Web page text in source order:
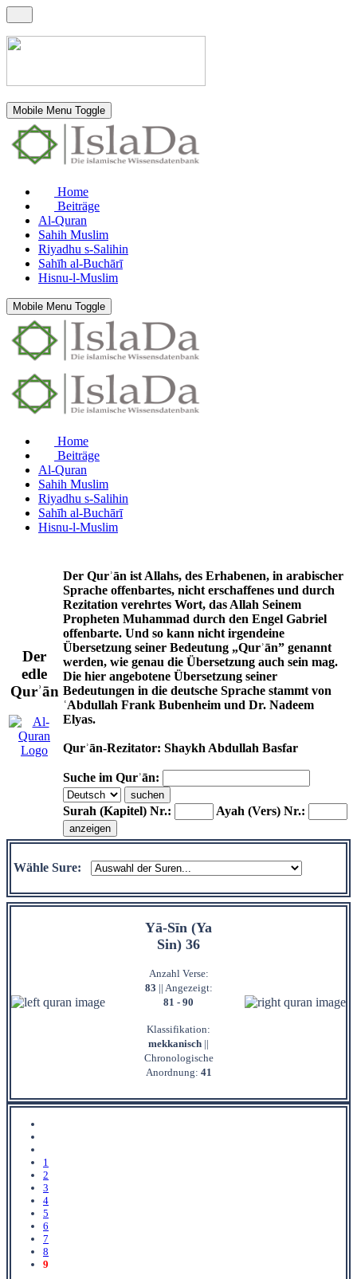
Mobile Menu Toggle
Home
Beiträge
Al-Quran
Sahih Muslim
Riyadhu s-Salihin
Sahīh al-Buchārī
Hisnu-l-Muslim
Mobile Menu Toggle
Home
Beiträge
Al-Quran
Sahih Muslim
Riyadhu s-Salihin
Sahīh al-Buchārī
Hisnu-l-Muslim
Der
edle
Qurʾān
Der Qurʾān ist Allahs, des Erhabenen, in arabischer
Sprache offenbartes, nicht erschaffenes und durch
Rezitation verehrtes Wort, das Allah Seinem
Propheten Muhammad durch den Engel Gabriel
offenbarte. Und so kann nicht irgendeine
Übersetzung seiner Bedeutung „Qurʾān” genannt
werden, wie genau die Übersetzung auch sein mag.
Die hier angebotene Übersetzung seiner
Bedeutungen in die deutsche Sprache stammt von
ʿAbdullah Frank Bubenheim und Dr. Nadeem
Elyas.
Qurʾān-Rezitator: Shaykh Abdullah Basfar
Suche im Qurʾān:
Surah (Kapitel) Nr.: Ayah (Vers) Nr.:
Wähle Sure:
Yā-Sīn (Ya
Sin) 36
Anzahl Verse:
83 || Angezeigt:
81 - 90
Klassifikation:
mekkanisch ||
Chronologische
Anordnung: 41
1
2
3
4
5
6
7
8
9